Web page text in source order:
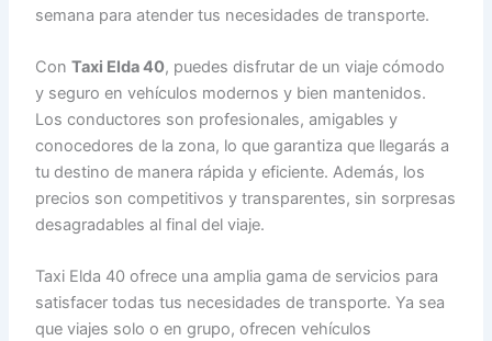
semana para atender tus necesidades de transporte.
ConTaxi Elda 40, puedes disfrutar de un viaje cómodo
y seguro en vehículos modernos y bien mantenidos.
Los conductores son profesionales, amigables y
conocedores de la zona, lo que garantiza que llegarás a
tu destino de manera rápida y eficiente. Además, los
precios son competitivos y transparentes, sin sorpresas
desagradables al final del viaje.
Taxi Elda 40 ofrece una amplia gama de servicios para
satisfacer todas tus necesidades de transporte. Ya sea
que viajes solo o en grupo, ofrecen vehículos